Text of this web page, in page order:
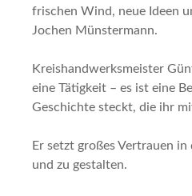
frischen Wind, neue Ideen
Jochen Münstermann.
Kreishandwerksmeister
eine Tätigkeit – es ist eine
Geschichte steckt, die ihr
Er setzt großes Vertrauen
und zu gestalten.